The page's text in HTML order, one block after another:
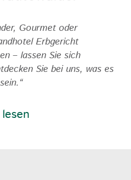
Gourmet oder
Erbgericht
– lassen Sie sich
Sie bei uns, was es